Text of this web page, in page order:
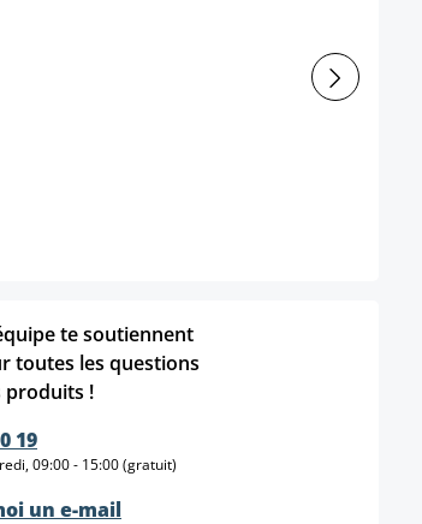
te soutiennent
toutes les questions
produits !
19
09:00 - 15:00 (gratuit)
un e-mail